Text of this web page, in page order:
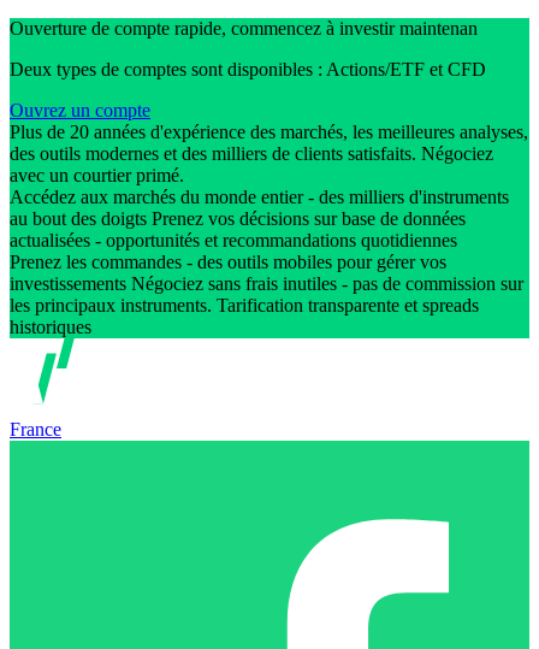
Ouverture de compte rapide, commencez à investir maintenan
Deux types de comptes sont disponibles : Actions/ETF et CFD
Ouvrez un compte
Plus de 20 années d'expérience des marchés, les meilleures analyses,
des outils modernes et des milliers de clients satisfaits. Négociez
avec un courtier primé.
Accédez aux marchés du monde entier - des milliers d'instruments
au bout des doigts Prenez vos décisions sur base de données
actualisées - opportunités et recommandations quotidiennes
Prenez les commandes - des outils mobiles pour gérer vos
investissements Négociez sans frais inutiles - pas de commission sur
les principaux instruments. Tarification transparente et spreads
historiques
France